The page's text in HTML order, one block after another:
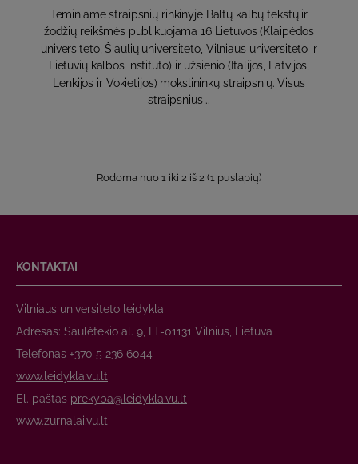
Teminiame straipsnių rinkinyje Baltų kalbų tekstų ir
žodžių reikšmės publikuojama 16 Lietuvos (Klaipėdos
universiteto, Šiaulių universiteto, Vilniaus universiteto ir
Lietuvių kalbos instituto) ir užsienio (Italijos, Latvijos,
Lenkijos ir Vokietijos) mokslininkų straipsnių. Visus
straipsnius ..
Rodoma nuo 1 iki 2 iš 2 (1 puslapių)
KONTAKTAI
Vilniaus universiteto leidykla
Adresas: Saulėtekio al. 9, LT-01131 Vilnius, Lietuva
Telefonas +370 5 236 6044
www.leidykla.vu.lt
El. paštas prekyba@leidykla.vu.lt
www.zurnalai.vu.lt